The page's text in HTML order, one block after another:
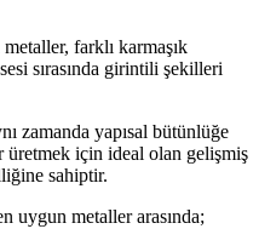
farklı karmaşık
sırasında girintili şekilleri
zamanda yapısal bütünlüğe
üretmek için ideal olan gelişmiş
sahiptir.
uygun metaller arasında;